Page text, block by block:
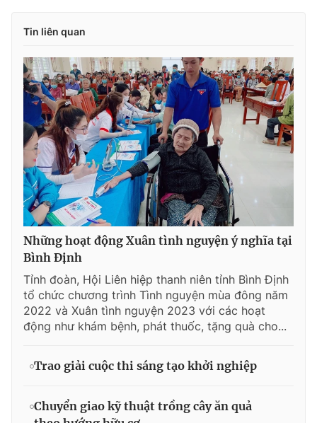
Tin liên quan
Những hoạt động Xuân tình nguyện ý nghĩa tại
Bình Định
Tỉnh đoàn, Hội Liên hiệp thanh niên tỉnh Bình Định
tổ chức chương trình Tình nguyện mùa đông năm
2022 và Xuân tình nguyện 2023 với các hoạt
động như khám bệnh, phát thuốc, tặng quà cho...
Trao giải cuộc thi sáng tạo khởi nghiệp
Chuyển giao kỹ thuật trồng cây ăn quả